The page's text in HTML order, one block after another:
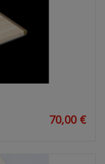
70,00 €